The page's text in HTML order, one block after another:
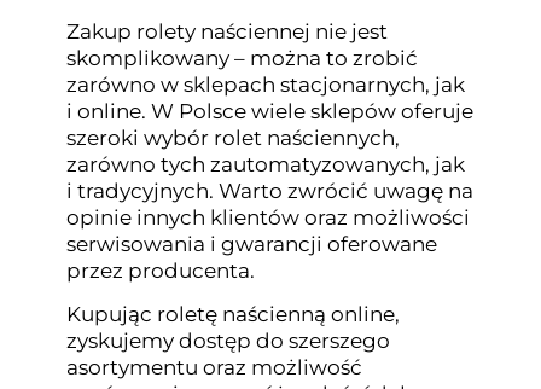
Zakup rolety naściennej nie jest
skomplikowany – można to zrobić
zarówno w sklepach stacjonarnych, jak
i online. W Polsce wiele sklepów oferuje
szeroki wybór rolet naściennych,
zarówno tych zautomatyzowanych, jak
i tradycyjnych. Warto zwrócić uwagę na
opinie innych klientów oraz możliwości
serwisowania i gwarancji oferowane
przez producenta.
Kupując roletę naścienną online,
zyskujemy dostęp do szerszego
asortymentu oraz możliwość